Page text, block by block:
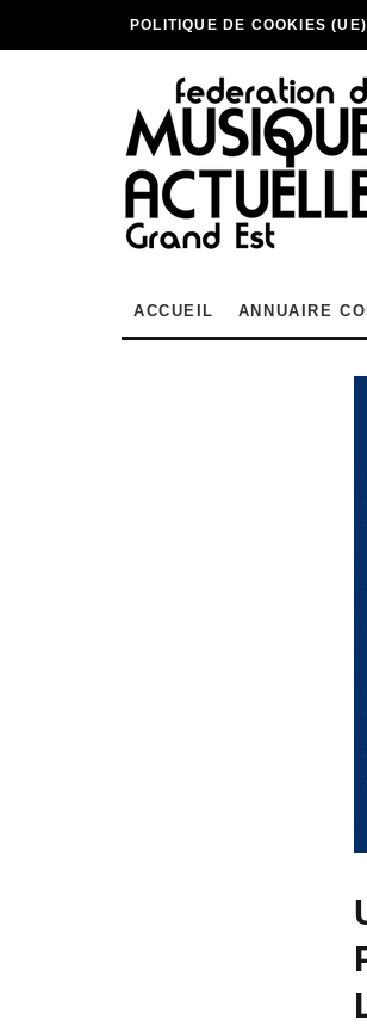
POLITIQUE DE COOKIES (UE)
ACCUEIL ANNUAIRE